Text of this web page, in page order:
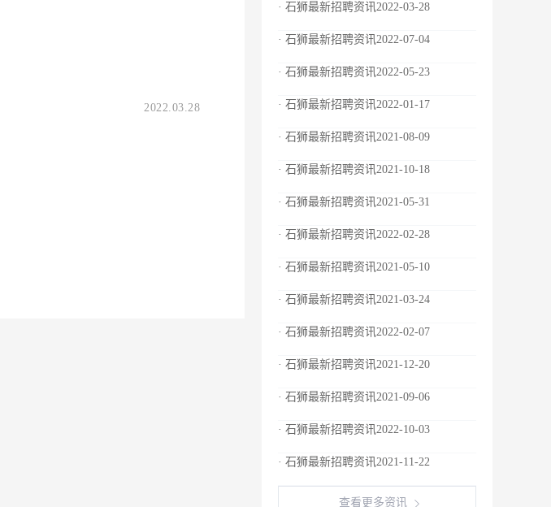
2022.03.28
· 石狮最新招聘资讯2022-03-28
· 石狮最新招聘资讯2022-07-04
· 石狮最新招聘资讯2022-05-23
· 石狮最新招聘资讯2022-01-17
· 石狮最新招聘资讯2021-08-09
· 石狮最新招聘资讯2021-10-18
· 石狮最新招聘资讯2021-05-31
· 石狮最新招聘资讯2022-02-28
· 石狮最新招聘资讯2021-05-10
· 石狮最新招聘资讯2021-03-24
· 石狮最新招聘资讯2022-02-07
· 石狮最新招聘资讯2021-12-20
· 石狮最新招聘资讯2021-09-06
· 石狮最新招聘资讯2022-10-03
· 石狮最新招聘资讯2021-11-22
查看更多资讯